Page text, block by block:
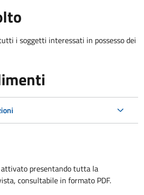
i soggetti interessati in possesso dei
attivato presentando tutta la
consultabile in formato PDF.